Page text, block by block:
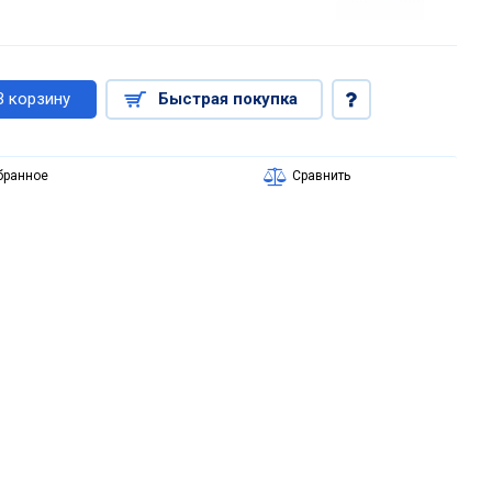
корзину Быстрая покупка
Сравнить